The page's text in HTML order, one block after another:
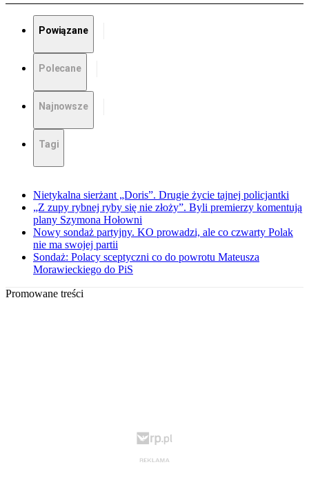
Powiązane
Polecane
Najnowsze
Tagi
Nietykalna sierżant „Doris”. Drugie życie tajnej policjantki
„Z zupy rybnej ryby się nie złoży”. Byli premierzy komentują
plany Szymona Hołowni
Nowy sondaż partyjny. KO prowadzi, ale co czwarty Polak
nie ma swojej partii
Sondaż: Polacy sceptyczni co do powrotu Mateusza
Morawieckiego do PiS
Promowane treści